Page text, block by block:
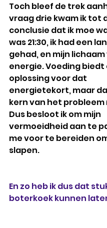
Toch bleef de trek
vraag drie kwam ik tot
conclusie dat ik moe
was 21:30, ik had een
gehad, en mijn
energie. Voeding biedt
oplossing voor dat
energietekort, maar
kern van het probleem
Dus besloot ik om mijn
vermoeidheid aan te
me voor te bereiden
slapen.
En zo heb ik dus dat
boterkoek kunnen